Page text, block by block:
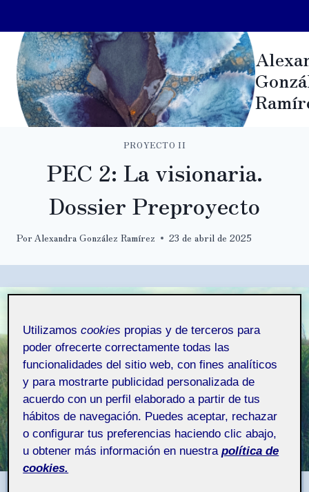
Saltar
contenido
PROYECTO II
PEC 2: La visionaria.
Dossier Preproyecto
Por Alexandra González Ramírez 23 de abril de 2025
Proyecto II - Aula 1 Pública
Utilizamoscookies propias y de terceros para
poder ofrecerte correctamente todas las
funcionalidades del sitio web, con fines analíticos
y para mostrarte publicidad personalizada de
acuerdo con un perfil elaborado a partir de tus
hábitos de navegación. Puedes aceptar, rechazar
o configurar tus preferencias haciendo clic abajo,
u obtener más información en nuestra política de
cookies.